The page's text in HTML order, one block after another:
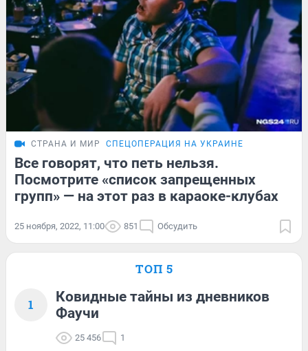
СТРАНА И МИР СПЕЦОПЕРАЦИЯ НА УКРАИНЕ
Все говорят, что петь нельзя.
Посмотрите «список запрещенных
групп» — на этот раз в караоке-клубах
25 ноября, 2022, 11:00 851 Обсудить
ТОП 5
1
Ковидные тайны из дневников
Фаучи
25 456 1